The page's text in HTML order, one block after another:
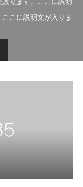
こに説明文が入りま